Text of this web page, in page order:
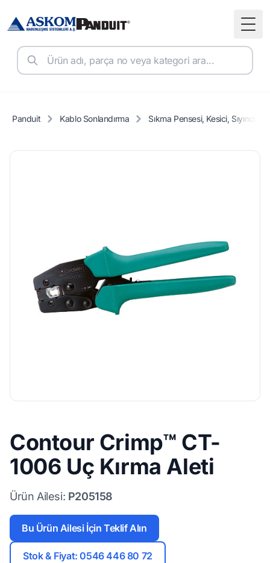
Panduit Kablo Sonlandırma Sıkma Pensesi, Kesici, Sıyırıcı
Contour Crimp™ CT-
1006 Uç Kırma Aleti
Ürün Ailesi: P205158
Bu Ürün Ailesi İçin Teklif Alın
Stok & Fiyat: 0546 446 80 72